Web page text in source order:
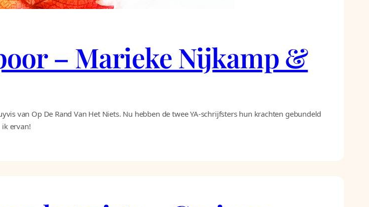
– Marieke Nijkamp &
van Op De Rand Van Het Niets. Nu hebben de twee YA-schrijfsters hun krachten gebundeld
ik ervan!